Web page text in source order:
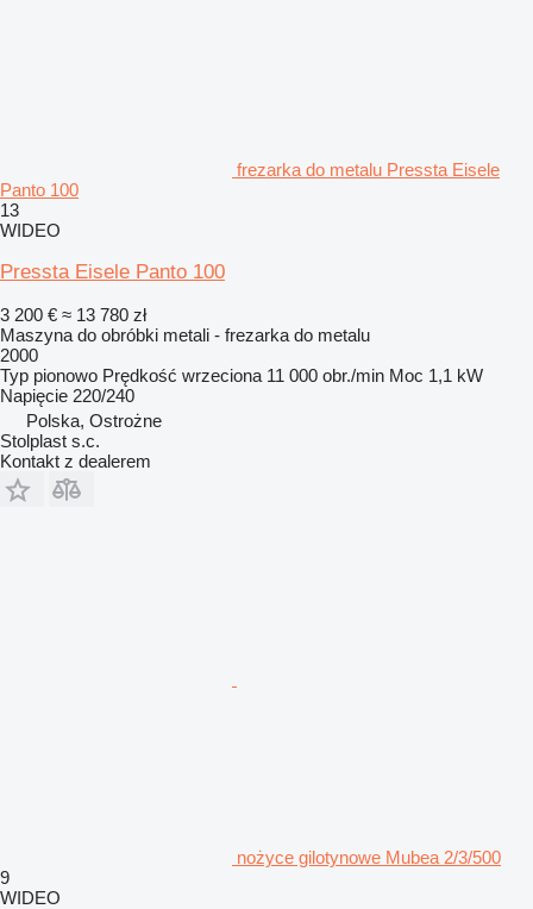
frezarka do metalu Pressta Eisele
Panto 100
13
WIDEO
Pressta Eisele Panto 100
3 200 € ≈ 13 780 zł
Maszyna do obróbki metali - frezarka do metalu
2000
Typ pionowo Prędkość wrzeciona 11 000 obr./min Moc 1,1 kW
Napięcie 220/240
Polska, Ostrożne
Stolplast s.c.
Kontakt z dealerem
nożyce gilotynowe Mubea 2/3/500
9
WIDEO